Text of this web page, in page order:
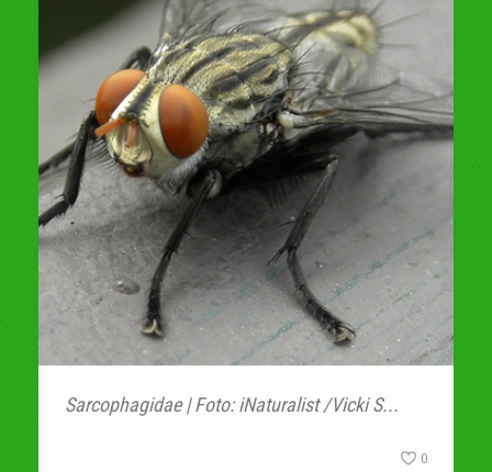
Sarcophagidae | Foto: iNaturalist /Vicki S...
0